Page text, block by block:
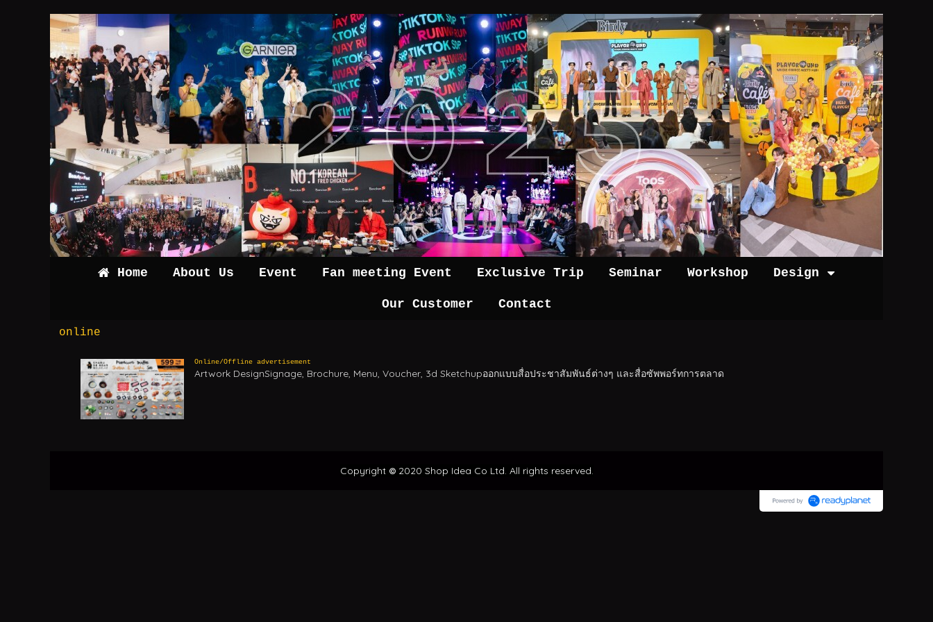
Home About Us Event Fan meeting Event Exclusive Trip Seminar Workshop Design
Our Customer Contact
online
Online/Offline advertisement
Artwork DesignSignage, Brochure, Menu, Voucher, 3d Sketchupออกแบบสื่อประชาสัมพันธ์ต่างๆ และสื่อซัพพอร์ทการตลาด
Copyright © 2020 Shop Idea Co Ltd. All rights reserved.